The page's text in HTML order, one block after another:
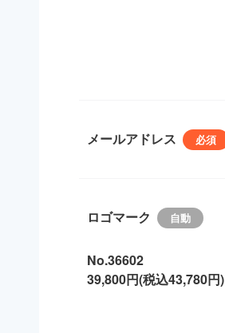
メールアドレス
ロゴマーク
No.36602
39,800円(税込43,780円)